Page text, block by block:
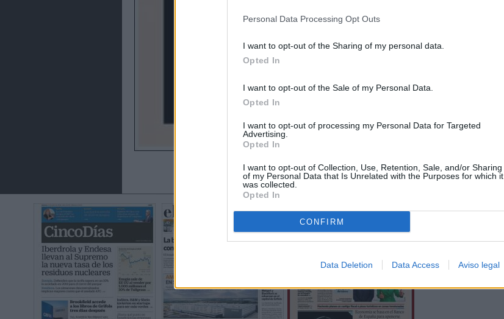
Personal Data Processing Opt Outs
I want to opt-out of the Sharing of my personal data.
Opted In
I want to opt-out of the Sale of my Personal Data.
Opted In
I want to opt-out of processing my Personal Data for Targeted
Advertising.
Opted In
I want to opt-out of Collection, Use, Retention, Sale, and/or Sharing
of my Personal Data that Is Unrelated with the Purposes for which it
was collected.
Opted In
CONFIRM
Data Deletion Data Access Aviso legal